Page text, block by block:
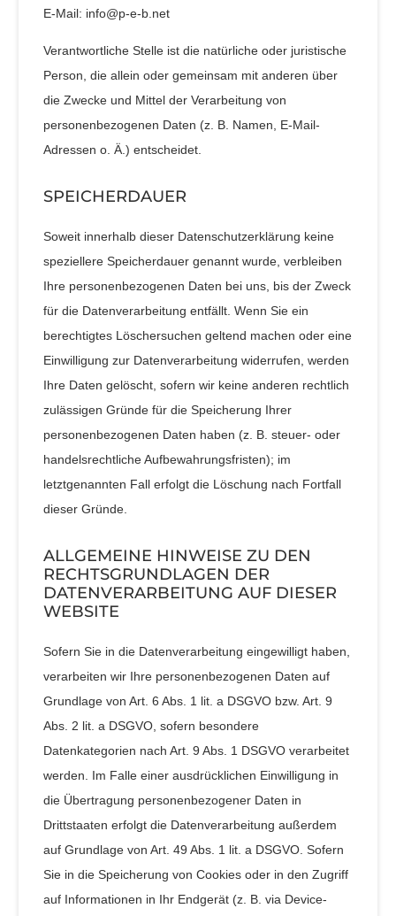
E-Mail: info@p-e-b.net
Verantwortliche Stelle ist die natürliche oder juristische
Person, die allein oder gemeinsam mit anderen über
die Zwecke und Mittel der Verarbeitung von
personenbezogenen Daten (z. B. Namen, E-Mail-
Adressen o. Ä.) entscheidet.
SPEICHERDAUER
Soweit innerhalb dieser Datenschutzerklärung keine
speziellere Speicherdauer genannt wurde, verbleiben
Ihre personenbezogenen Daten bei uns, bis der Zweck
für die Datenverarbeitung entfällt. Wenn Sie ein
berechtigtes Löschersuchen geltend machen oder eine
Einwilligung zur Datenverarbeitung widerrufen, werden
Ihre Daten gelöscht, sofern wir keine anderen rechtlich
zulässigen Gründe für die Speicherung Ihrer
personenbezogenen Daten haben (z. B. steuer- oder
handelsrechtliche Aufbewahrungsfristen); im
letztgenannten Fall erfolgt die Löschung nach Fortfall
dieser Gründe.
ALLGEMEINE HINWEISE ZU DEN
RECHTSGRUNDLAGEN DER
DATENVERARBEITUNG AUF DIESER
WEBSITE
Sofern Sie in die Datenverarbeitung eingewilligt haben,
verarbeiten wir Ihre personenbezogenen Daten auf
Grundlage von Art. 6 Abs. 1 lit. a DSGVO bzw. Art. 9
Abs. 2 lit. a DSGVO, sofern besondere
Datenkategorien nach Art. 9 Abs. 1 DSGVO verarbeitet
werden. Im Falle einer ausdrücklichen Einwilligung in
die Übertragung personenbezogener Daten in
Drittstaaten erfolgt die Datenverarbeitung außerdem
auf Grundlage von Art. 49 Abs. 1 lit. a DSGVO. Sofern
Sie in die Speicherung von Cookies oder in den Zugriff
auf Informationen in Ihr Endgerät (z. B. via Device-